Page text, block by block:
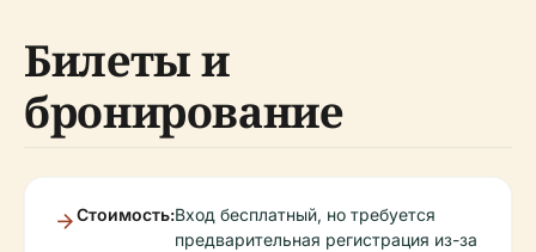
Билеты и
бронирование
Стоимость:Вход бесплатный, но требуется
предварительная регистрация из-за